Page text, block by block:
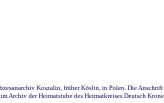
Koszalin, früher Köslin, in Polen. Die
Archiv der Heimatstube des Heimatkreises Deutsch